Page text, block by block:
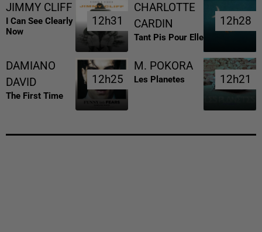
JIMMY CLIFF
I Can See Clearly
Now
12h31
12h31
CHARLOTTE
CARDIN
Tant Pis Pour Elle
12h28
12h28
DAMIANO
DAVID
The First Time
12h25
12h25
M. POKORA
Les Planetes 12h21
12h21